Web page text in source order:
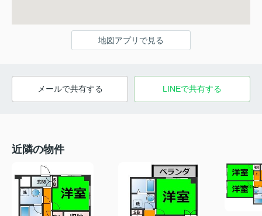
地図アプリで見る
メールで共有する LINEで共有する
近隣の物件